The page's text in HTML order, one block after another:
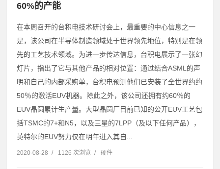
60%的产能
在本周召开的台积电技术研讨会上，最重要的中心信息之一
是，该公司在半导体制造领域处于世界领先地位，特别是在领
先的工艺技术领域。为进一步传达信息，台积电展示了一张幻
灯片，指出了它与其他产品的相对位置：通过结合ASML的声
明和自己的内部采购单，台积电预测他们已安装了全世界约约
50％的激活EUV机器。除此之外，该公司还拥有约60％的
EUV晶圆累计生产量。大型晶圆厂目前已知的公开EUV工艺包
括TSMC的7+和N5，以及三星的7LPP（及以下任何产品），
英特尔的EUV努力仅在明年进入其自...
2020-08-28 / 1126 次浏览 / 硬件